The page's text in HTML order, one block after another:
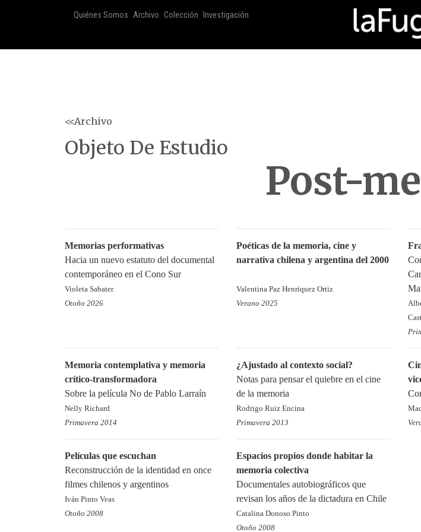
Quiénes Somos Archivo Colección Investigación
<<Archivo
Objeto De Estudio
Post-
Memorias performativas
Hacia un nuevo estatuto del documental
contemporáneo en el Cono Sur
Violeta Sabater
Otoño 2026
Poéticas de la memoria, cine y
narrativa chilena y argentina del 2000
Valentina Paz Henríquez Ortiz
Verano 2025
Memoria contemplativa y memoria
crítico-transformadora
Sobre la película No de Pablo Larraín
Nelly Richard
Primavera 2014
¿Ajustado al contexto social?
Notas para pensar el quiebre en el cine
de la memoria
Rodrigo Ruiz Encina
Primavera 2013
Películas que escuchan
Reconstrucción de la identidad en once
filmes chilenos y argentinos
Iván Pinto Veas
Otoño 2008
Espacios propios donde habitar la
memoria colectiva
Documentales autobiográficos que
revisan los años de la dictadura en Chile
Catalina Donoso Pinto
Otoño 2008